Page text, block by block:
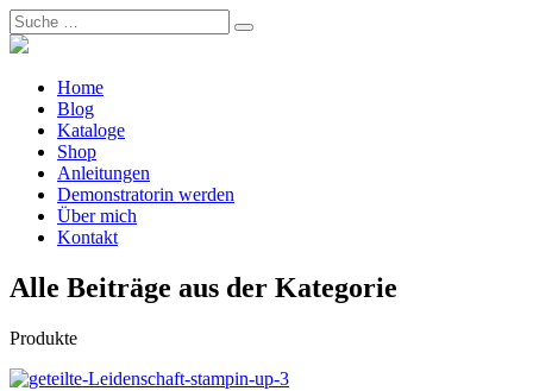
Home
Blog
Kataloge
Shop
Anleitungen
Demonstratorin werden
Über mich
Kontakt
Alle Beiträge aus der Kategorie
Produkte